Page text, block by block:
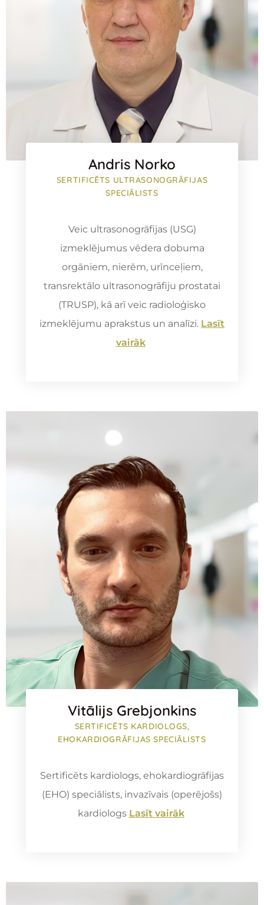
Andris Norko
SERTIFICĒTS ULTRASONOGRĀFIJAS
SPECIĀLISTS
Veic ultrasonogrāfijas (USG)
izmeklējumus vēdera dobuma
orgāniem, nierēm, urīnceļiem,
transrektālo ultrasonogrāfiju prostatai
(TRUSP), kā arī veic radioloģisko
izmeklējumu aprakstus un analīzi. Lasīt
vairāk
Vitālijs Grebjonkins
SERTIFICĒTS KARDIOLOGS,
EHOKARDIOGRĀFIJAS SPECIĀLISTS
Sertificēts kardiologs, ehokardiogrāfijas
(EHO) speciālists, invazīvais (operējošs)
kardiologs Lasīt vairāk